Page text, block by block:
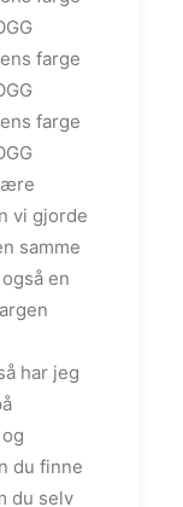
vi gjorde
samme
en
har jeg
og
du finne
du selv